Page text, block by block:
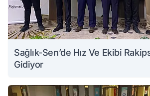
Sağlık-Sen’de Hız Ve Ekibi
Gidiyor